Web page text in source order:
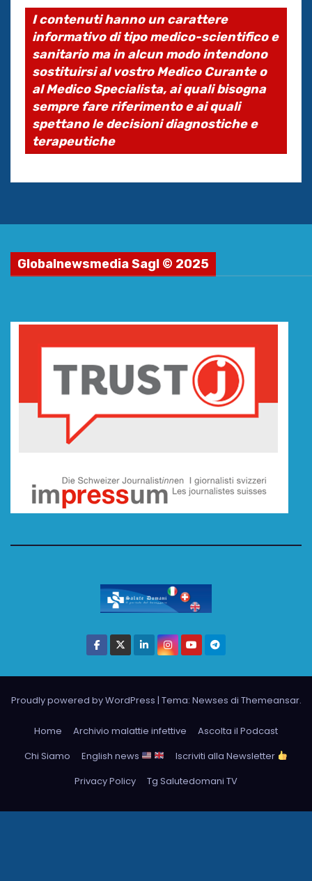
I contenuti hanno un carattere
informativo di tipo medico-scientifico e
sanitario ma in alcun modo intendono
sostituirsi al vostro Medico Curante o
al Medico Specialista, ai quali bisogna
sempre fare riferimento e ai quali
spettano le decisioni diagnostiche e
terapeutiche
Globalnewsmedia Sagl © 2025
Proudly powered by WordPress | Tema: Newses di Themeansar.
Home Archivio malattie infettive
Ascolta il Podcast
Chi Siamo
English news
Iscriviti alla Newsletter
Privacy Policy
Tg Salutedomani TV